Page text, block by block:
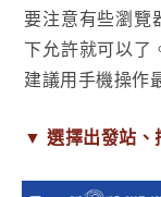
要注意有些瀏覽
下允許就可以了
建議用手機操作
▼ 選擇出發站、